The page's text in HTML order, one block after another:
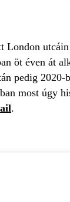
London utcáin
öt éven át
pedig 2020-
most úgy
.